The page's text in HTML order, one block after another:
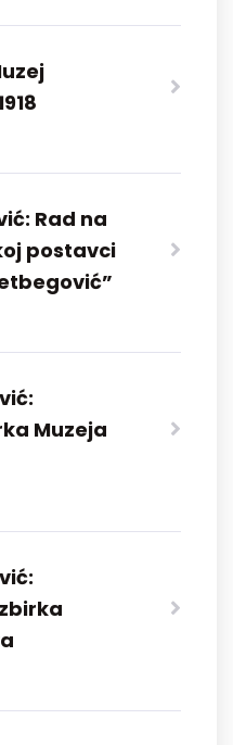
Rad na
postavci
Muzeja